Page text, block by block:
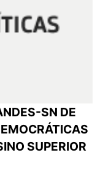
SN DE
SUPERIOR